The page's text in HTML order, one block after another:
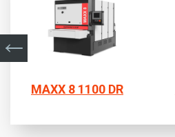
MAXX 8 1100 DR